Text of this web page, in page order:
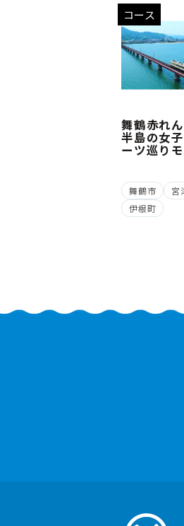
コース
舞鶴赤れ
半島の女
ーツ巡り
舞鶴市 宮
伊根町